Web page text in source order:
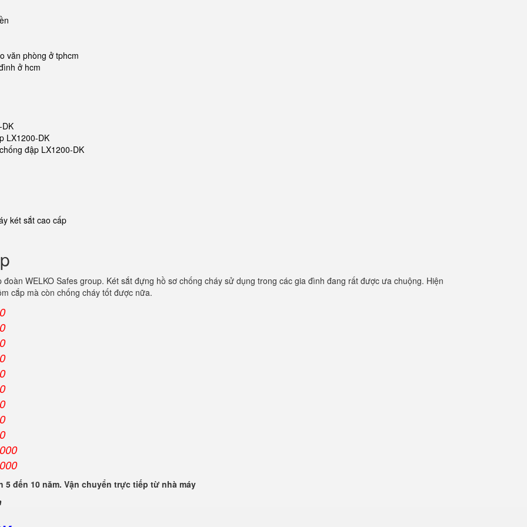
văn phòng ở tphcm
ở hcm
LX1200-DK
đập LX1200-DK
két sắt cao cấp
WELKO Safes group. Két sắt đựng hồ sơ chống cháy sử dụng trong các gia đình đang rất được ưa chuộng. Hiện
cắp mà còn chống cháy tốt được nữa.
đến 10 năm. Vận chuyển trực tiếp từ nhà máy